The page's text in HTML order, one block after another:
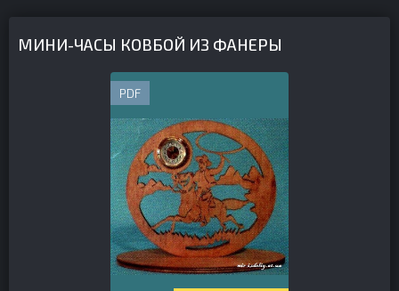
МИНИ-ЧАСЫ КОВБОЙ ИЗ ФАНЕРЫ
PDF